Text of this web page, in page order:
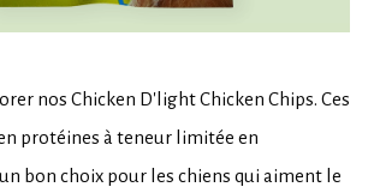
nos Chicken D'light Chicken Chips. Ces
protéines à teneur limitée en
bon choix pour les chiens qui aiment le